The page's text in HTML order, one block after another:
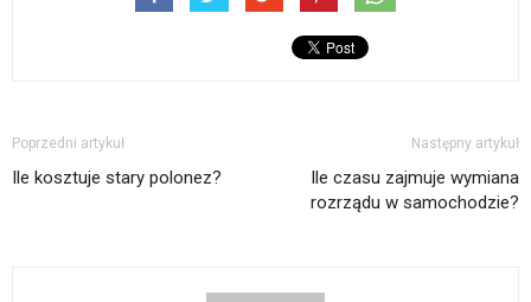
Poprzedni artykuł
Ile kosztuje stary polonez?
Następny artykuł
Ile czasu zajmuje wymiana
rozrządu w samochodzie?